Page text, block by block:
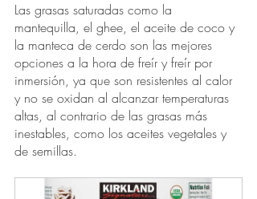
Las grasas saturadas como la
mantequilla, el ghee, el aceite de coco y
la manteca de cerdo son las mejores
opciones a la hora de freír y freír por
inmersión, ya que son resistentes al calor
y no se oxidan al alcanzar temperaturas
altas, al contrario de las grasas más
inestables, como los aceites vegetales y
de semillas.